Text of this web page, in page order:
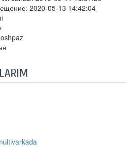
2020-05-13 14:42:04